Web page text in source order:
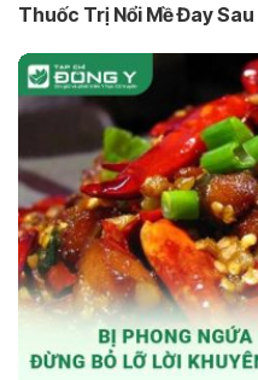
Thuốc Trị Nổi Mề Đay Sau